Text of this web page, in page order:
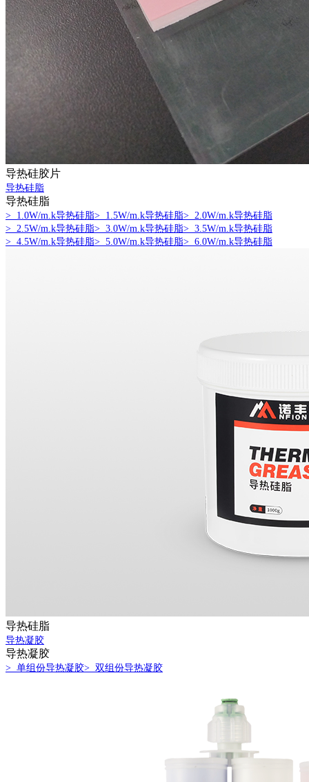
导热硅胶片
导热硅脂
导热硅脂
> 1.0W/m.k导热硅脂> 1.5W/m.k导热硅脂> 2.0W/m.k导热硅脂
> 2.5W/m.k导热硅脂> 3.0W/m.k导热硅脂> 3.5W/m.k导热硅脂
> 4.5W/m.k导热硅脂> 5.0W/m.k导热硅脂> 6.0W/m.k导热硅脂
导热硅脂
导热凝胶
导热凝胶
> 单组份导热凝胶> 双组份导热凝胶